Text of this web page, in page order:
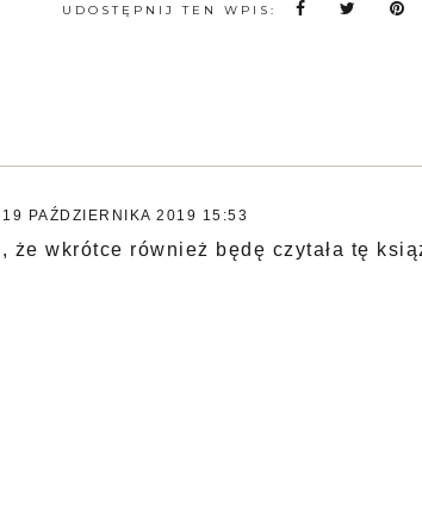
UDOSTĘPNIJ TEN WPIS:
19 PAŹDZIERNIKA 2019 15:53
że wkrótce również będę czytała tę